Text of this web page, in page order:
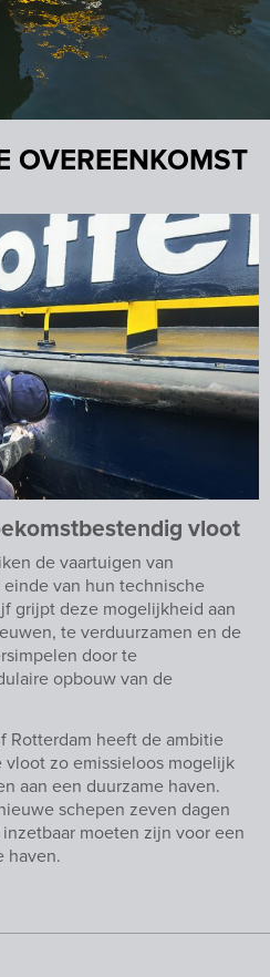
OVEREENKOMST
vloot
de vaartuigen van
van hun technische
grijpt deze mogelijkheid aan
te verduurzamen en de
door te
opbouw van de
Rotterdam heeft de ambitie
zo emissieloos mogelijk
aan een duurzame haven.
schepen zeven dagen
moeten zijn voor een
haven.